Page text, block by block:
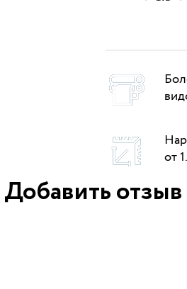
от
Добавить отзыв